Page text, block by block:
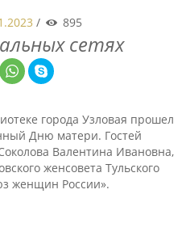
/ 895
сетях
города Узловая прошел
Дню матери. Гостей
Валентина Ивановна,
женсовета Тульского
женщин России».